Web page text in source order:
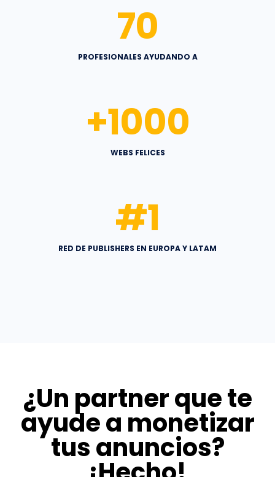
PROFESIONALES AYUDANDO A
70
WEBS FELICES
+1000
RED DE PUBLISHERS EN EUROPA Y LATAM
#1
¿Un partner que te
ayude a monetizar
tus anuncios?